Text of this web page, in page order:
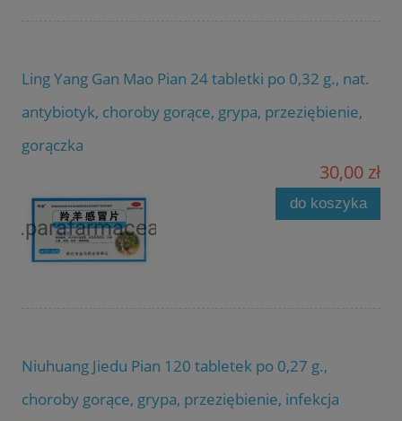
Ling Yang Gan Mao Pian 24 tabletki po 0,32 g., nat.
antybiotyk, choroby gorące, grypa, przeziębienie,
gorączka
30,00 zł
do koszyka
Niuhuang Jiedu Pian 120 tabletek po 0,27 g.,
choroby gorące, grypa, przeziębienie, infekcja